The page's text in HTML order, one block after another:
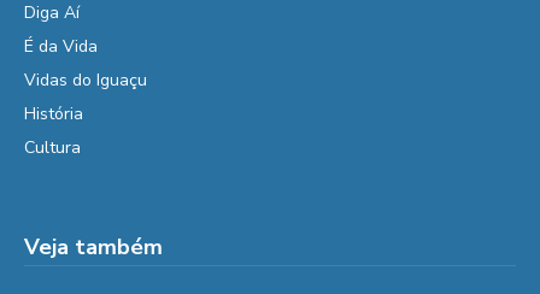
Diga Aí
É da Vida
Vidas do Iguaçu
História
Cultura
Veja também